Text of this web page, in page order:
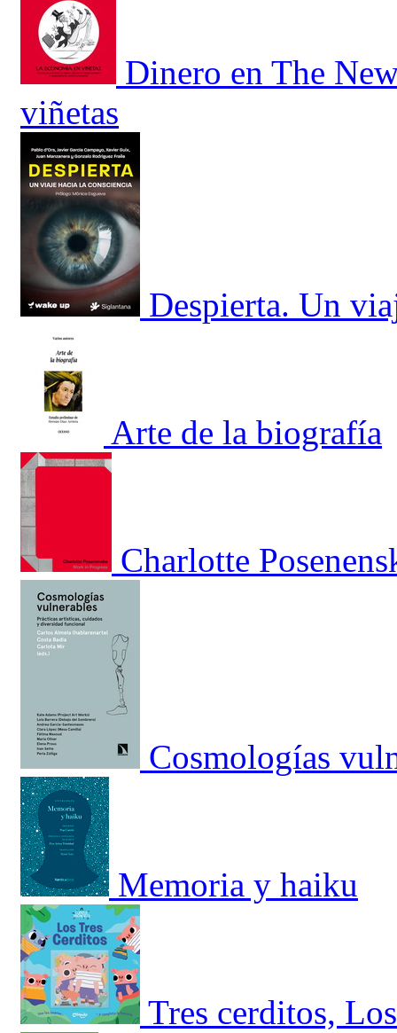
Dinero en The
viñetas
Despierta. Un
Arte de la biografía
Charlotte
Cosmologías
Memoria y haiku
Tres cerditos,